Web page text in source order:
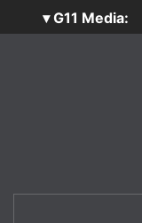
▾ G11 Media:
SecurityOpenLab